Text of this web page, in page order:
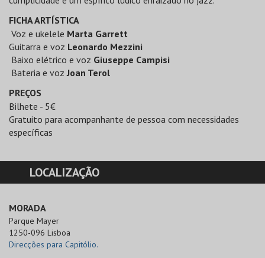
FICHA ARTÍSTICA
Voz e ukelele Marta Garrett
Guitarra e voz Leonardo Mezzini
Baixo elétrico e voz Giuseppe Campisi
Bateria e vozJoan Terol
PREÇOS
Bilhete - 5€
Gratuito para acompanhante de pessoa com necessidades
específicas
LOCALIZAÇÃO
MORADA
Parque Mayer
1250-096 Lisboa
Direcções para Capitólio.